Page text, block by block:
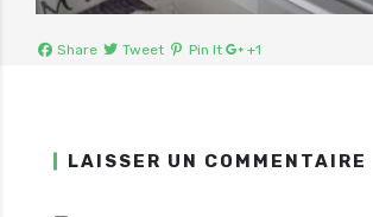
Share Tweet Pin It +1
LAISSER UN COMMENTAIRE